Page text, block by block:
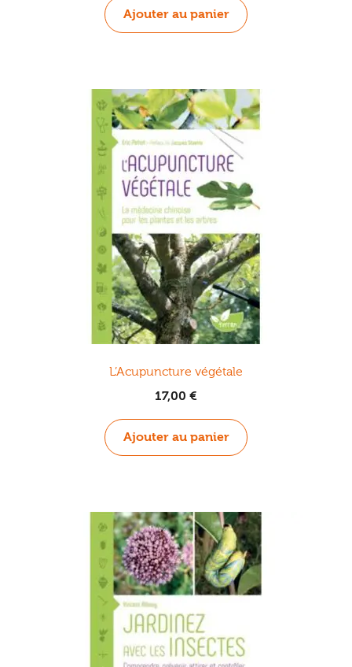
initial
était :
actuel
est :
Ajouter au panier
L’Acupuncture végétale
17,00 €
Ajouter au panier